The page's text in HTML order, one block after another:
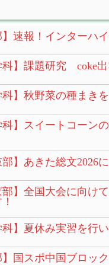
】速報！インターハ
科】課題研究 coke
科】秋野菜の種まき
科】スイートコーン
部】あきた総文2026
部】全国大会に向け
科】夏休み実習を行
】国スポ中国ブロッ